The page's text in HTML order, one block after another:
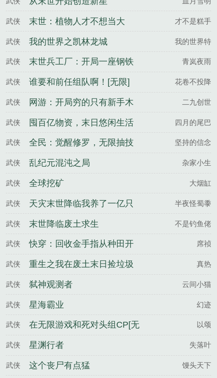
武侠
末世：植物人才不想当大
BOSS
才不是糕手
武侠 我的世界之凯林龙城 我的世界特
武侠
末世兵工厂：开局一座钢铁
堡垒
青岚夜雨
武侠 谁要和前任组队啊！[无限] 花卷不投降
武侠
网游：开局穷的只有新手木
剑
二九创世
武侠 囤百亿物资，末日悠闲生活 四月的尾巴
武侠
全民：觉醒修罗，无限抽技
能
坚持的信念
武侠 乱纪元混沌之局 杂家小生
武侠 全球挖矿 大烟缸
武侠
天灾末世降临我养了一亿只
仓鼠
半夜怪蜀黍
武侠 末世降临废土求生 不是钓鱼佬
武侠
快穿：回收金手指从种田开
始
席祯
武侠 重生之我在废土末日捡垃圾 真热
武侠 弑神观测者 云间小猫
武侠 星海霸业 幻迹
武侠
在无限游戏和死对头组CP[无
限]
以颂
武侠 星渊行者 失落叶
武侠 这个丧尸有点猛 馒头天下